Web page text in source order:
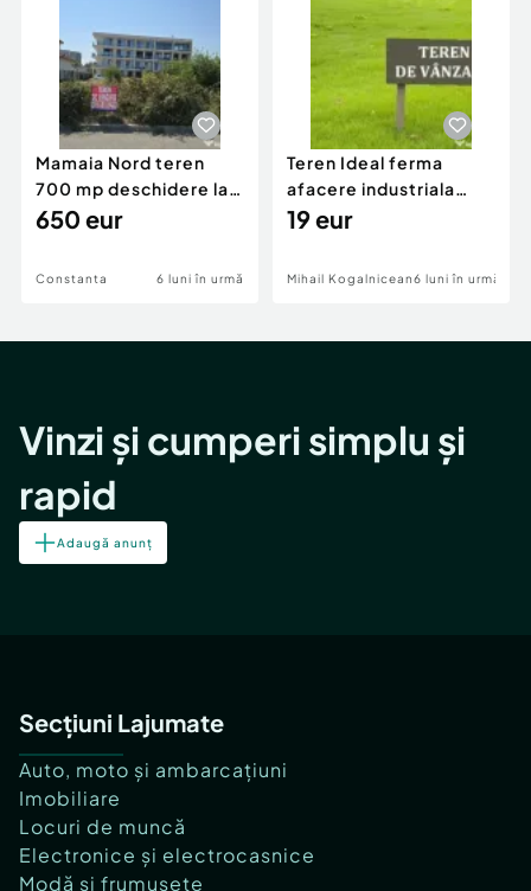
Mamaia Nord teren
700 mp deschidere la
D24 si D25
650 eur
Constanta 6 luni în urmă
Teren Ideal ferma
afacere industriala
deschidere 71 ml la
19 eur
Mihail Kogalniceanu6 luni în urmă
Vinzi și cumperi simplu și
rapid
Adaugă anunț
Secțiuni Lajumate
Auto, moto și ambarcațiuni
Imobiliare
Locuri de muncă
Electronice și electrocasnice
Modă și frumusețe